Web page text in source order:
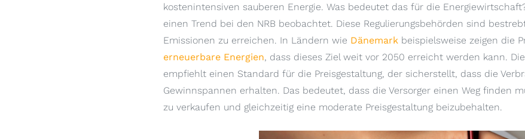
kostenintensiven sauberen Energie. Was bedeutet das für die
einen Trend bei den NRB beobachtet. Diese Regulierungsbehörden sind
Emissionen zu erreichen. In Ländern wie Dänemark beispielsweise zeigen die
erneuerbare Energien, dass dieses Ziel weit vor 2050 erreicht werden kann.
empfiehlt einen Standard für die Preisgestaltung, der sicherstellt, dass die
Gewinnspannen erhalten. Das bedeutet, dass die Versorger einen Weg finden
zu verkaufen und gleichzeitig eine moderate Preisgestaltung beizubehalten.